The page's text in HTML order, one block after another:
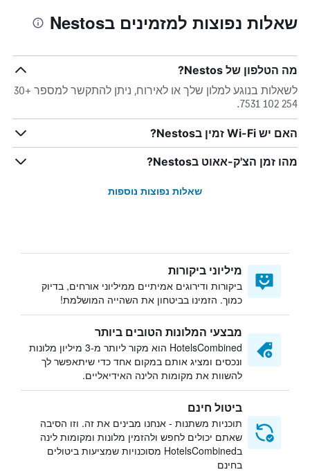
שאלות נפוצות למזמינים בNestos
מה הטלפון של Nestos?
לשאלות בנוגע למלון שלך או לאירוח, ניתן להתקשר למספר +30
254 102 7531.
האם יש Wi-Fi זמין בNestos?
מהו זמן הצ'ק-אאוט בNestos?
שאלות נפוצות נוספות
מיליוני ביקורות
ביקורות ודירוגים אמיתיים ממיליוני אורחים, בדיוק
כמוך. הזמינו בביטחון את השהייה המושלמת!
מבצעי המלונות הטובים ביותר
HotelsCombined הוא מקור ליותר מ-3 מיליון מלונות
ונכסים ומציג אותם במקום אחד כדי שיתאפשר לך
להשוות את מקומות הלינה האידיאליים.
ביטול חינם
תוכניות משתנות - אנחנו מבינים את זה. וזו הסיבה
שאתם יכולים לחפש ולהזמין מלונות ומקומות לינה
בHotelsCombined מסוכנויות שמציעות ביטולים
בחינם